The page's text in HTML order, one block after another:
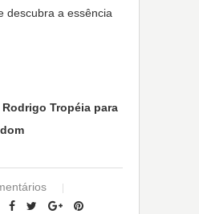
descubra a essência
Tropéia para